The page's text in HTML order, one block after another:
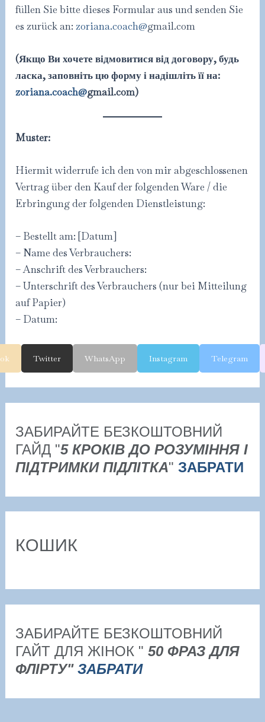
füllen Sie bitte dieses Formular aus und senden Sie
es zurück an:zoriana.coach@gmail.com
(Якщо Ви хочете відмовитися від договору, будь
ласка, заповніть цю форму і надішліть її на:
zoriana.coach@gmail.com)
Muster:
Hiermit widerrufe ich den von mir abgeschlossenen
Vertrag über den Kauf der folgenden Ware / die
Erbringung der folgenden Dienstleistung:
– Bestellt am: [Datum]
– Name des Verbrauchers:
– Anschrift des Verbrauchers:
– Unterschrift des Verbrauchers (nur bei Mitteilung
auf Papier)
– Datum:
Twitter WhatsApp Instagram Telegram
ЗАБИРАЙТЕ БЕЗКОШТОВНИЙ
ГАЙД "5 КРОКІВ ДО РОЗУМІННЯ І
ПІДТРИМКИ ПІДЛІТКА"ЗАБРАТИ
КОШИК
ЗАБИРАЙТЕ БЕЗКОШТОВНИЙ
ГАЙТ ДЛЯ ЖІНОК "50 ФРАЗ ДЛЯ
ФЛІРТУ"ЗАБРАТИ